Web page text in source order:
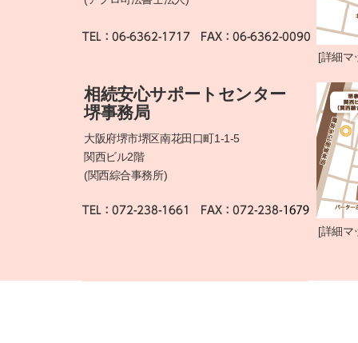
[詳細マ
相続安心サポートセンター
堺事務局
大阪府堺市堺区南花田口町1-1-5
関西ビル2階
(関西綜合事務所)
[詳細マ